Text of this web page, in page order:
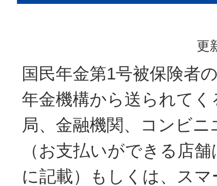
更
国民年金第1号被保険者
年金機構から送られてく
局、金融機関、コンビ
（お支払いができる店
に記載）もしくは、ス